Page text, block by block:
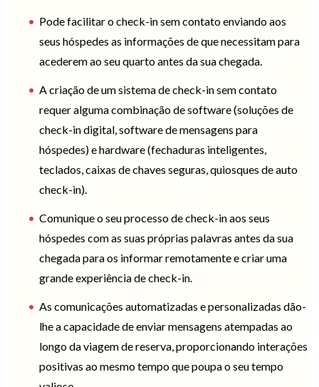
Pode facilitar o check-in sem contato enviando aos
seus hóspedes as informações de que necessitam para
acederem ao seu quarto antes da sua chegada.
A criação de um sistema de check-in sem contato
requer alguma combinação de software (soluções de
check-in digital, software de mensagens para
hóspedes) e hardware (fechaduras inteligentes,
teclados, caixas de chaves seguras, quiosques de auto
check-in).
Comunique o seu processo de check-in aos seus
hóspedes com as suas próprias palavras antes da sua
chegada para os informar remotamente e criar uma
grande experiência de check-in.
As comunicações automatizadas e personalizadas dão-
lhe a capacidade de enviar mensagens atempadas ao
longo da viagem de reserva, proporcionando interações
positivas ao mesmo tempo que poupa o seu tempo